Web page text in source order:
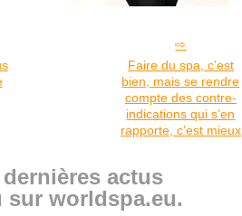
Faire du spa, c’est
bien, mais se rendre
compte des contre-
indications qui s’en
rapporte, c’est mieux
actus
sur worldspa.eu.